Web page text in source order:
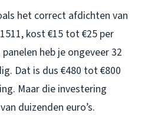
het correct afdichten van
kost €15 tot €25 per
heb je ongeveer 32
Dat is dus €480 tot €800
Maar die investering
duizenden euro’s.